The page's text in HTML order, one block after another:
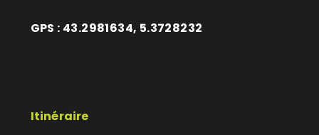
GPS : 43.2981634, 5.3728232
Itinéraire